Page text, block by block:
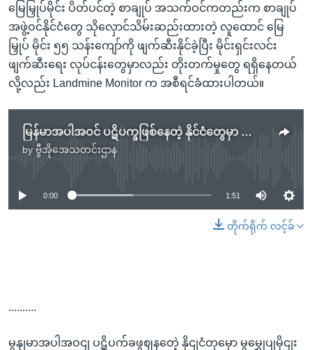
မြေမြှုပ်မိုင်း ပိတ်ပင်တဲ့ စာချုပ် အသက်ဝင်ကတည်းက စာချုပ်
အဖွဲ့ဝင်နိုင်ငံတွေ သိုလှောင်သိမ်းဆည်းထားတဲ့ လူထောင် မြေ
မြှုပ် မိုင်း ၅၅ သန်းကျော်ကို ဖျက်ဆီးနိုင်ခဲ့ပြီး မိုင်းရှင်းလင်း
ဖျက်ဆီးရေး လုပ်ငန်းတွေမှာလည်း တိုးတက်မှုတွေ ရရှိနေတယ်
လို့လည်း Landmine Monitor က အစီရင်ခံထားပါတယ်။
မြန်မာအပါအဝင် ပဋိပက္ခဖြစ်နေတဲ့ နိုင်ငံတွေမှာ မြေမြှုပ်မိုင်းကြောင့် သေဆုံးမှုများပြား
by ဗွီအိုအေသတင်းဌာန
No media source currently available
0:00 1:51
တိုက်ရိုက် လင့်ခ်
..........
မွနျမာအပါအဝငျ ပဋိပက်ခဖွဈနတေဲ့ နိုငျငံတှမှော မွမွှေုပျမိုငျး